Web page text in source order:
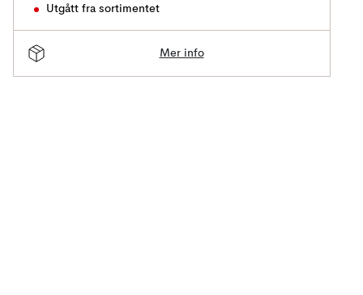
Utgått fra sortimentet
Mer info